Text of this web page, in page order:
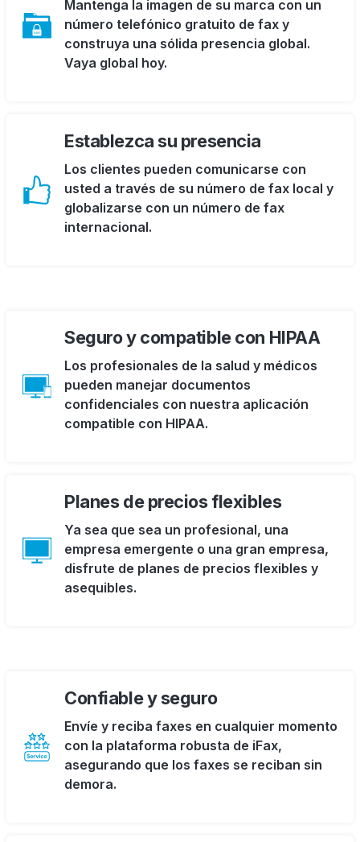
Mantenga la imagen de su marca con un
número telefónico gratuito de fax y
construya una sólida presencia global.
Vaya global hoy.
Establezca su presencia
Los clientes pueden comunicarse con
usted a través de su número de fax local y
globalizarse con un número de fax
internacional.
Seguro y compatible con HIPAA
Los profesionales de la salud y médicos
pueden manejar documentos
confidenciales con nuestra aplicación
compatible con HIPAA.
Planes de precios flexibles
Ya sea que sea un profesional, una
empresa emergente o una gran empresa,
disfrute de planes de precios flexibles y
asequibles.
Confiable y seguro
Envíe y reciba faxes en cualquier momento
con la plataforma robusta de iFax,
asegurando que los faxes se reciban sin
demora.